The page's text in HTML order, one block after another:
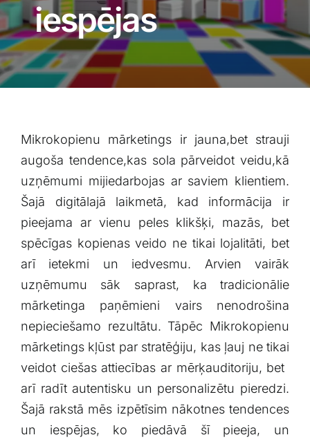
Blogs
Attēlu galerija
Par mums
Vakances
BUJ
Kontakti
Klientu portāls
English
iespējas
Mikrokopienu mārketings ir jauna,bet strauji⁣
augoša tendence,kas sola pārveidot veidu,kā
uzņēmumi mijiedarbojas ar‌ saviem klientiem.
⁤Šajā digitālajā laikmetā, kad informācija ir⁤
pieejama ar ‌vienu peles klikšķi, mazās, bet
spēcīgas kopienas veido ne tikai lojalitāti, bet
arī ietekmi un iedvesmu. Arvien ⁢vairāk
uzņēmumu sāk saprast, ka tradicionālie
mārketinga paņēmieni vairs nenodrošina
nepieciešamo rezultātu. ⁣Tāpēc Mikrokopienu
mārketings kļūst par stratēģiju, kas ļauj⁤ ne ‍tikai
veidot ciešas attiecības ar mērķauditoriju, bet ​
arī ‍radīt autentisku un personalizētu pieredzi.
Šajā‌ rakstā mēs izpētīsim nākotnes⁢ tendences
un iespējas, ko piedāvā šī pieeja, un